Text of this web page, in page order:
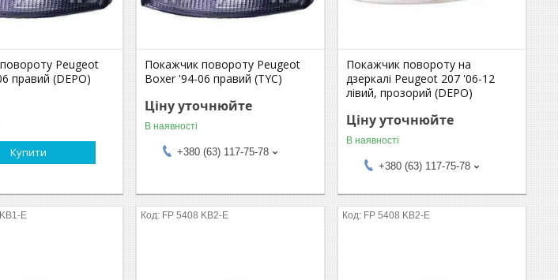
Peugeot
правий (DEPO)
Купити
Покажчик повороту Peugeot
Boxer '94-06 правий (TYC)
Ціну уточнюйте
В наявності
+380 (63) 117-75-78
Покажчик повороту на
дзеркалі Peugeot 207 '06-12
лівий, прозорий (DEPO)
Ціну уточнюйте
В наявності
+380 (63) 117-75-78
E FP 5408 KB2-E FP 5408 KB2-E